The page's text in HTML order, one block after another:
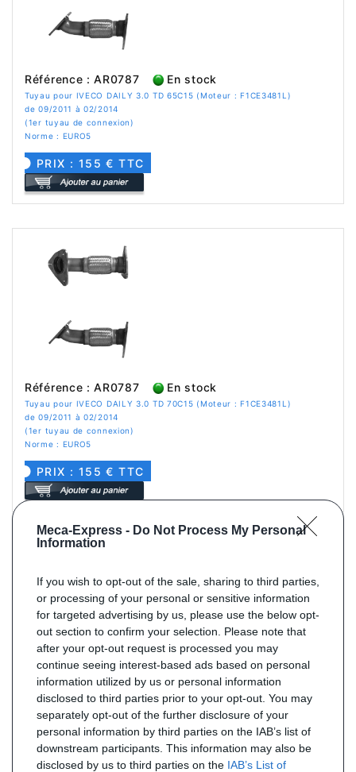
Meca-Express - Do Not Process My Personal
Information
If you wish to opt-out of the sale, sharing to third parties,
or processing of your personal or sensitive information
for targeted advertising by us, please use the below opt-
out section to confirm your selection. Please note that
after your opt-out request is processed you may
continue seeing interest-based ads based on personal
information utilized by us or personal information
disclosed to third parties prior to your opt-out. You may
separately opt-out of the further disclosure of your
personal information by third parties on the IAB’s list of
downstream participants. This information may also be
disclosed by us to third parties on the IAB’s List of
Référence : AR0787 En stock
Tuyau pour IVECO DAILY 3.0 TD 65C15 (Moteur : F1CE3481L)
de 09/2011 à 02/2014
(1er tuyau de connexion)
Norme : EURO5
PRIX : 155 € TTC
Référence : AR0787 En stock
Tuyau pour IVECO DAILY 3.0 TD 70C15 (Moteur : F1CE3481L)
de 09/2011 à 02/2014
(1er tuyau de connexion)
Norme : EURO5
PRIX : 155 € TTC
Référence : AR0787 En stock
Tuyau pour IVECO DAILY 3.0 TD 70C21 (Moteur : F1CE3481D)
de 09/2011 à 02/2014
(1er tuyau de connexion)
Norme : EURO5